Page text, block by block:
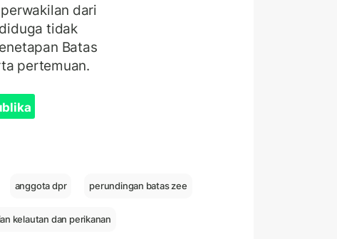
dari
tidak
Batas
pertemuan.
anggota dpr perundingan batas zee
kelautan dan perikanan